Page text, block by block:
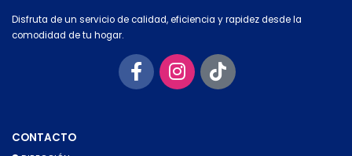
Disfruta de un servicio de calidad, eficiencia y rapidez desde la
comodidad de tu hogar.
CONTACTO